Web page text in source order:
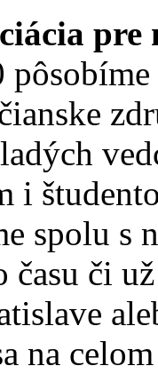
pre
i
spolu s
či
na